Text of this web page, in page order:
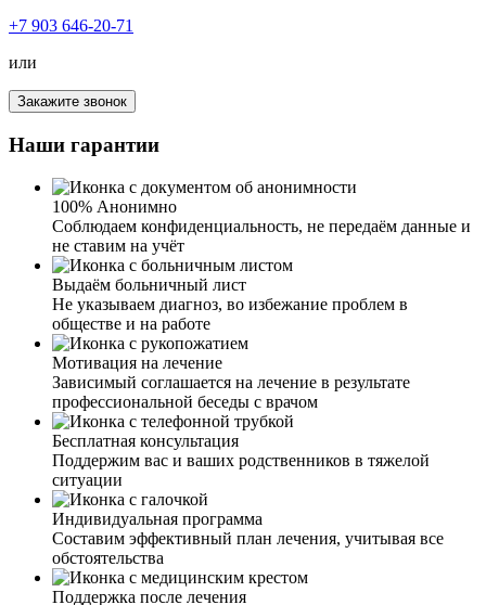
Обращался для вызова нарколога на дом. Остались
выйти из запоя. Приехавший врач провел диагностику
крови, оставил седативные и сосудистые лекарства на
три дня для полного восстановления организма.
Сын не мог выйти из запоя. Каждый год сталкиваемся с
этой проблемой. Новогодние праздники, столько
выходных, и сын их все пропивает. Обратилась в вашу
службу по вызову нарколога на дом. Врач подробно
объяснил, какая программа лечения, какие препараты
подойдут моему сыну, исходя из его состояния.
Мгновенного улучшения мы и не ждали. Две недели
пить и за час встать на ноги, ну не возможно. После
первой процедуры улучшения были, но я решила и на
следующий день вызвать врача для повторной
установки капельницы и детоксикации организма.
+7 903 646-20-71
или
Закажите звонок
Наши гарантии
100% Анонимно
Соблюдаем конфиденциальность, не передаём данные и
не ставим на учёт
Выдаём больничный лист
Не указываем диагноз, во избежание проблем в
обществе и на работе
Мотивация на лечение
Зависимый соглашается на лечение в результате
профессиональной беседы с врачом
Бесплатная консультация
Поддержим вас и ваших родственников в тяжелой
ситуации
Индивидуальная программа
Составим эффективный план лечения, учитывая все
обстоятельства
Поддержка после лечения